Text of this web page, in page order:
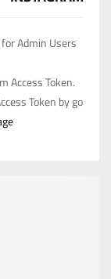
Admin Users
Access Token.
Token by go